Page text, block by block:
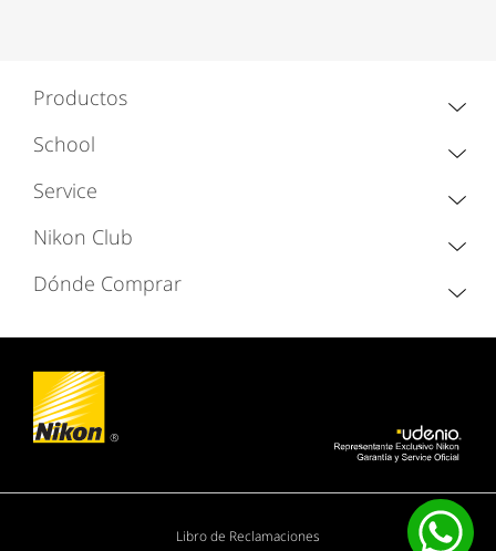
Productos
School
Service
Nikon Club
Dónde Comprar
Libro de Reclamaciones